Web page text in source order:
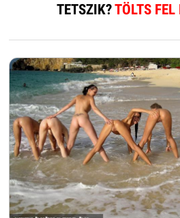
TETSZIK?TÖLTS FEL